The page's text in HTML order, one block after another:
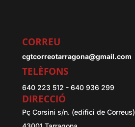
CORREU
cgtcorreotarragona@gmail.com
TELÈFONS
640 223 512 - 640 936 299
DIRECCIÓ
Pç Corsini s/n. (edifici de Correus)